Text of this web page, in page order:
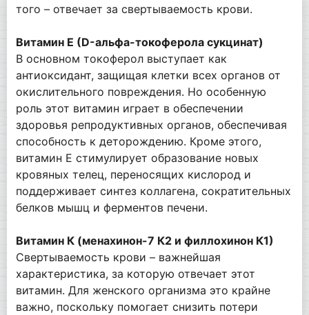
того – отвечает за свертываемость крови.
Витамин Е (D-альфа-токоферола сукцинат)
В основном токоферол выступает как
антиоксидант, защищая клетки всех органов от
окислительного повреждения. Но особенную
роль этот витамин играет в обеспечении
здоровья репродуктивных органов, обеспечивая
способность к деторождению. Кроме этого,
витамин Е стимулирует образование новых
кровяных телец, переносящих кислород и
поддерживает синтез коллагена, сократительных
белков мышц и ферментов печени.
Витамин К (менахинон-7 К2 и филлохинон К1)
Свертываемость крови – важнейшая
характеристика, за которую отвечает этот
витамин. Для женского организма это крайне
важно, поскольку помогает снизить потери